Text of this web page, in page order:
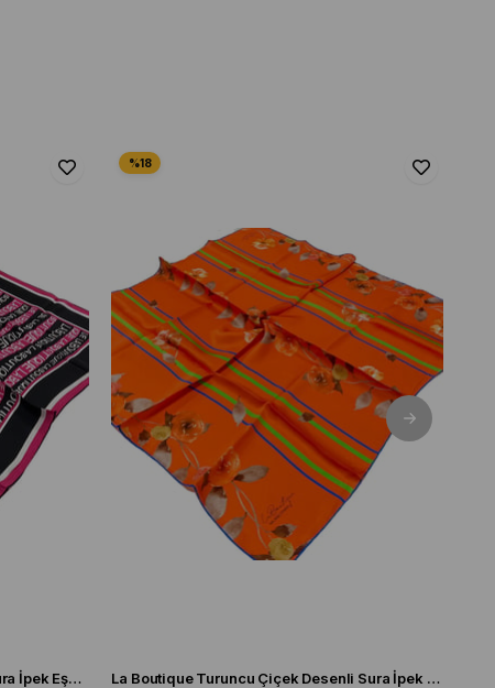
La Boutique Pembe Harf Desenli Sura İpek Eşarp 1631 - 07 La Boutique Turuncu Çiçek Desenli Sura İpek Eşarp 1579 - 03